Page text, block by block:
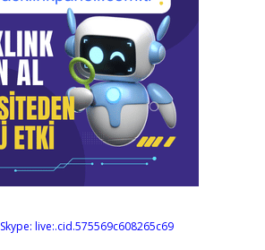
Skype: live:.cid.575569c608265c69